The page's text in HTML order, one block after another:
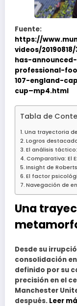
Fuente:
https://
videos/
has-
professional-
107-england-
cup–mp4.html
Tabla de
Una trayectoria
Logros
El análisis
Comparativa: El
Insight de
El factor
Navegación de
Una
Desde su
consolidación
definido por su
precisión en el
Manchester
después. Leer